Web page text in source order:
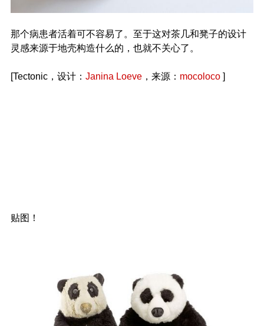
那个病患者活着可不容易了。至于这对茶几和凳子的设计
灵感来源于地壳构造什么的，也就不关心了。
[Tectonic，设计： Janina Loeve，来源： mocoloco ]
贴图！